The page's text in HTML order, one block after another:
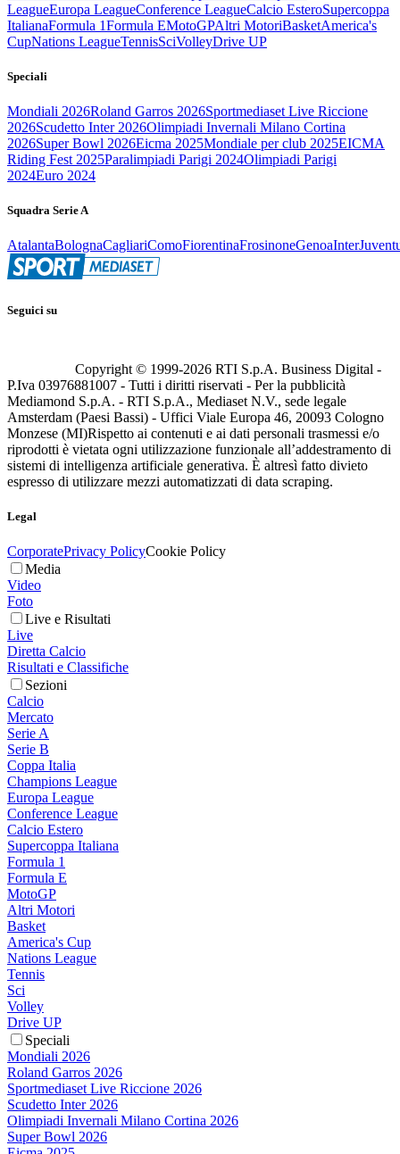
LeagueEuropa LeagueConference LeagueCalcio EsteroSupercoppa
ItalianaFormula 1Formula EMotoGPAltri MotoriBasketAmerica's
CupNations LeagueTennisSciVolleyDrive UP
Speciali
Mondiali 2026Roland Garros 2026Sportmediaset Live Riccione
2026Scudetto Inter 2026Olimpiadi Invernali Milano Cortina
2026Super Bowl 2026Eicma 2025Mondiale per club 2025EICMA
Riding Fest 2025Paralimpiadi Parigi 2024Olimpiadi Parigi
2024Euro 2024
Squadra Serie A
AtalantaBolognaCagliariComoFiorentinaFrosinoneGenoaInter
Seguici su
Copyright © 1999-2026 RTI S.p.A. Business Digital -
P.Iva 03976881007 - Tutti i diritti riservati - Per la pubblicità
Mediamond S.p.A. - RTI S.p.A., Mediaset N.V., sede legale
Amsterdam (Paesi Bassi) - Uffici Viale Europa 46, 20093 Cologno
Monzese (MI)Rispetto ai contenuti e ai dati personali trasmessi e/o
riprodotti è vietata ogni utilizzazione funzionale all’addestramento di
sistemi di intelligenza artificiale generativa. È altresì fatto divieto
espresso di utilizzare mezzi automatizzati di data scraping.
Legal
CorporatePrivacy PolicyCookie Policy
Media
Video
Foto
Live e Risultati
Live
Diretta Calcio
Risultati e Classifiche
Sezioni
Calcio
Mercato
Serie A
Serie B
Coppa Italia
Champions League
Europa League
Conference League
Calcio Estero
Supercoppa Italiana
Formula 1
Formula E
MotoGP
Altri Motori
Basket
America's Cup
Nations League
Tennis
Sci
Volley
Drive UP
Speciali
Mondiali 2026
Roland Garros 2026
Sportmediaset Live Riccione 2026
Scudetto Inter 2026
Olimpiadi Invernali Milano Cortina 2026
Super Bowl 2026